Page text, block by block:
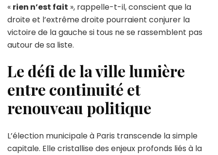
« rien n’est fait », rappelle-t-il, conscient que la
droite et l’extrême droite pourraient conjurer la
victoire de la gauche si tous ne se rassemblent pas
autour de sa liste.
Le défi de la ville lumière
entre continuité et
renouveau politique
L’élection municipale à Paris transcende la simple
capitale. Elle cristallise des enjeux profonds liés à la